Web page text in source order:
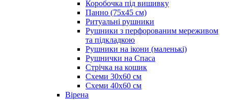
Коробочка під вишивку
Панно (75х45 см)
Ритуальні рушники
Рушники з перфорованим мереживом
та підкладкою
Рушники на ікони (маленькі)
Рушнички на Спаса
Стрічка на кошик
Схеми 30х60 см
Схеми 40х60 см
Вірена